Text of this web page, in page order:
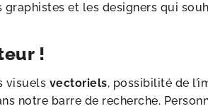
et les designers qui
!
visuels vectoriels, possibilité de
notre barre de recherche.